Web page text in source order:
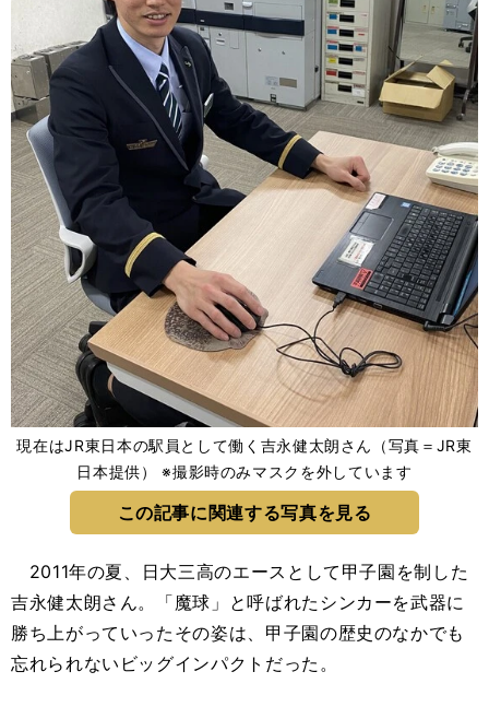
現在はJR東日本の駅員として働く吉永健太朗さん（写真＝JR東
日本提供） ※撮影時のみマスクを外しています
この記事に関連する写真を見る
2011年の夏、日大三高のエースとして甲子園を制した
吉永健太朗さん。「魔球」と呼ばれたシンカーを武器に
勝ち上がっていったその姿は、甲子園の歴史のなかでも
忘れられないビッグインパクトだった。